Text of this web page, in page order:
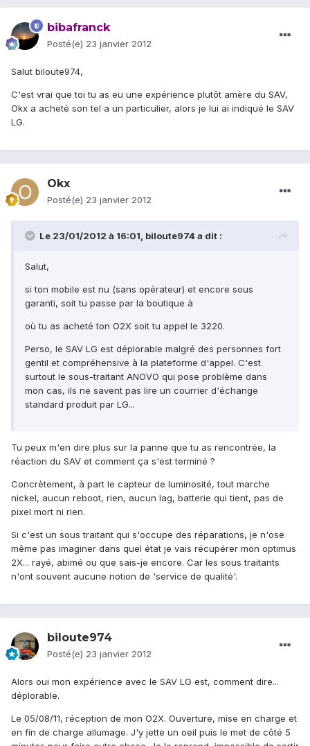
bibafranck
Posté(e) 23 janvier 2012
Salut biloute974,
C'est vrai que toi tu as eu une expérience plutôt amère du SAV,
Okx a acheté son tel a un particulier, alors je lui ai indiqué le SAV
LG.
Okx
Posté(e) 23 janvier 2012
Le 23/01/2012 à 16:01, biloute974 a dit :
Salut,
si ton mobile est nu (sans opérateur) et encore sous
garanti, soit tu passe par la boutique à
où tu as acheté ton O2X soit tu appel le 3220.
Perso, le SAV LG est déplorable malgré des personnes fort
gentil et compréhensive à la plateforme d'appel. C'est
surtout le sous-traitant ANOVO qui pose problème dans
mon cas, ils ne savent pas lire un courrier d'échange
standard produit par LG...
Tu peux m'en dire plus sur la panne que tu as rencontrée, la
réaction du SAV et comment ça s'est terminé ?
Concrètement, à part le capteur de luminosité, tout marche
nickel, aucun reboot, rien, aucun lag, batterie qui tient, pas de
pixel mort ni rien.
Si c'est un sous traitant qui s'occupe des réparations, je n'ose
même pas imaginer dans quel état je vais récupérer mon optimus
2X... rayé, abimé ou que sais-je encore. Car les sous traitants
n'ont souvent aucune notion de 'service de qualité'.
biloute974
Posté(e) 23 janvier 2012
Alors oui mon expérience avec le SAV LG est, comment dire...
déplorable.
Le 05/08/11, réception de mon O2X. Ouverture, mise en charge et
en fin de charge allumage. J'y jette un oeil puis le met de côté 5